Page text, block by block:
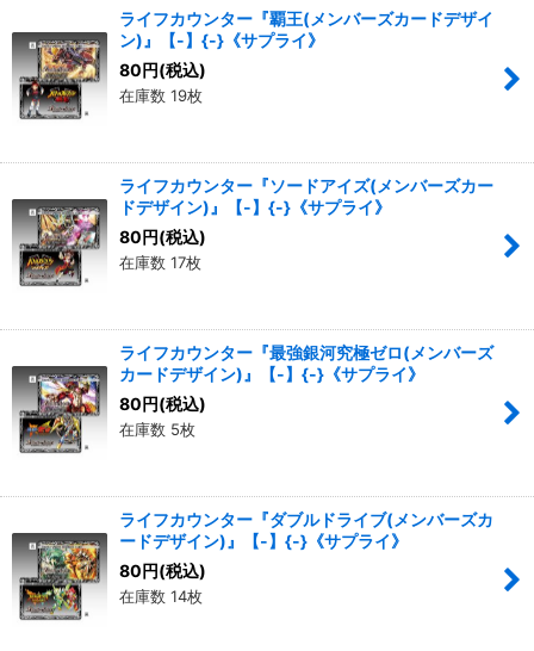
ライフカウンター『覇王(メンバーズカードデザイ
ン)』【-】{-}《サプライ》
80円(税込)
在庫数 19枚
ライフカウンター『ソードアイズ(メンバーズカー
ドデザイン)』【-】{-}《サプライ》
80円(税込)
在庫数 17枚
ライフカウンター『最強銀河究極ゼロ(メンバーズ
カードデザイン)』【-】{-}《サプライ》
80円(税込)
在庫数 5枚
ライフカウンター『ダブルドライブ(メンバーズカ
ードデザイン)』【-】{-}《サプライ》
80円(税込)
在庫数 14枚